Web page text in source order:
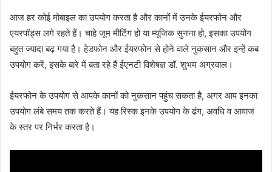
आज हर कोई मोबाइल का उपयोग करता है और कानों में उनके ईयरफोन और
एयरपॉड्स लगे रहते हैं। चाहे जूम मीटिंग हो या म्यूजिक सुनना हो, इसका उपयोग
बहुत ज्यादा बढ़ गया है। हेडफोन और ईयरफोन से होने वाले नुकसान और इन्हें कब
उपयोग करें, इसके बारे में बता रहे हैं ईएनटी विशेषज्ञ डॉ. शुभम अग्रवाल।
ईयरफोन के उपयोग से आपके कानों को नुकसान पहुंच सकता है, अगर आप इनका
उपयोग लंबे समय तक करते हैं। यह रिस्क इनके उपयोग के ढंग, अवधि व आवाज
के स्तर पर निर्भर करता है।